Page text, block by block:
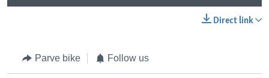
Direct link
Parve bike Follow us